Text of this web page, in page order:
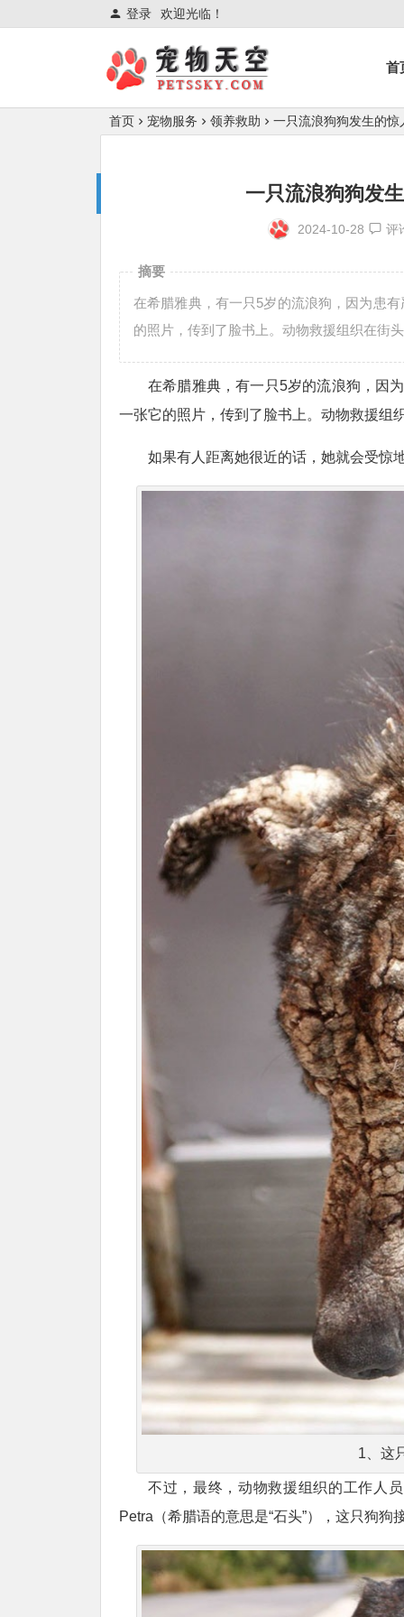
欢迎光临！
登录
首
首页 宠物服务 领养救助 一只流浪狗狗发生的
一只流浪狗狗发
2024-10-28 评
摘要
在希腊雅典，有一只5岁的流浪狗，因为患
的照片，传到了脸书上。动物救援组织在街
在希腊雅典，有一只5岁的流浪狗，因
一张它的照片，传到了脸书上。动物救援组
如果有人距离她很近的话，她就会受惊
1、这
不过，最终，动物救援组织的工作人
Petra（希腊语的意思是“石头”），这只狗狗